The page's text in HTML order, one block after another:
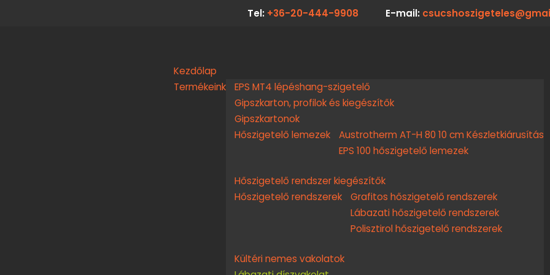
Tel: +36-20-444-9908 E-mail:
Kezdőlap
Termékeink
EPS MT4 lépéshang-szigetelő
Gipszkarton, profilok és kiegészítők
Gipszkartonok
Hőszigetelő lemezek
Austrotherm AT-H 80 10 cm Készletkiárusítás
EPS 100 hőszigetelő lemezek
Hőszigetelő rendszer kiegészítők
Hőszigetelő rendszerek
Grafitos hőszigetelő rendszerek
Lábazati hőszigetelő rendszerek
Polisztirol hőszigetelő rendszerek
Kültéri nemes vakolatok